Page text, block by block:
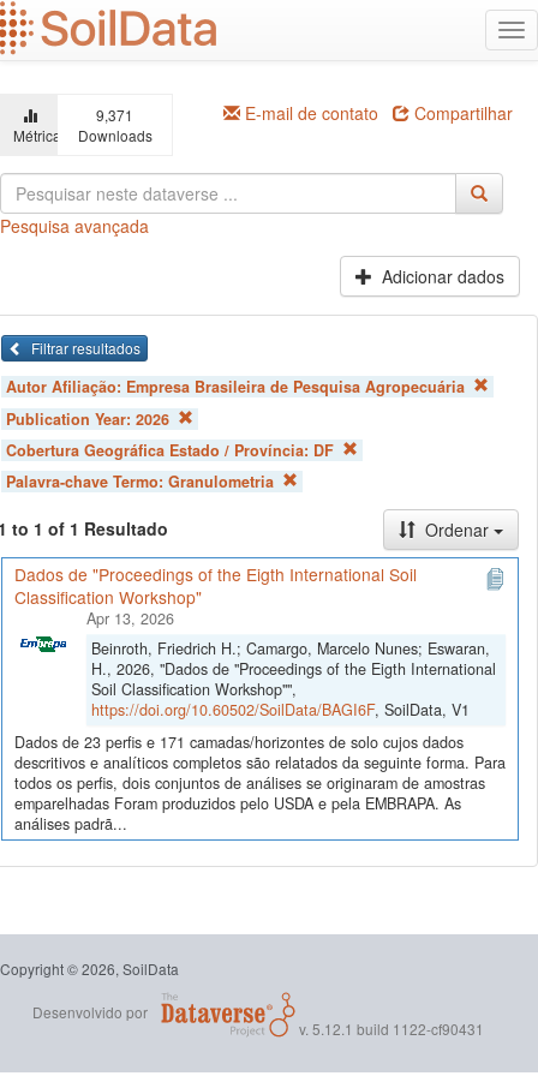
Ir
para
o
principal
Métricas
9,371
Downloads
E-mail de contato Compartilhar
Pesquisa avançada
Adicionar dados
Filtrar resultados
Autor Afiliação: Empresa Brasileira de Pesquisa Agropecuária
Publication Year: 2026
Cobertura Geográfica Estado / Província: DF
Palavra-chave Termo: Granulometria
to 1 of 1 Resultado
Ordenar
Dados de "Proceedings of the Eigth International Soil
Classification Workshop"
Apr 13, 2026
Beinroth, Friedrich H.; Camargo, Marcelo Nunes; Eswaran,
H., 2026, "Dados de "Proceedings of the Eigth International
Soil Classification Workshop"",
https://doi.org/10.60502/SoilData/BAGI6F, SoilData, V1
Dados de 23 perfis e 171 camadas/horizontes de solo cujos dados
descritivos e analíticos completos são relatados da seguinte forma. Para
todos os perfis, dois conjuntos de análises se originaram de amostras
emparelhadas Foram produzidos pelo USDA e pela EMBRAPA. As
análises padrã...
Copyright © 2026, SoilData
Desenvolvido por
v. 5.12.1 build 1122-cf90431